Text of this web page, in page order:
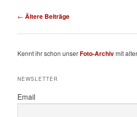
Beitragsnavigation
← Ältere Beiträge
Kennt ihr schon unserFoto-Archivmit
NEWSLETTER
Email